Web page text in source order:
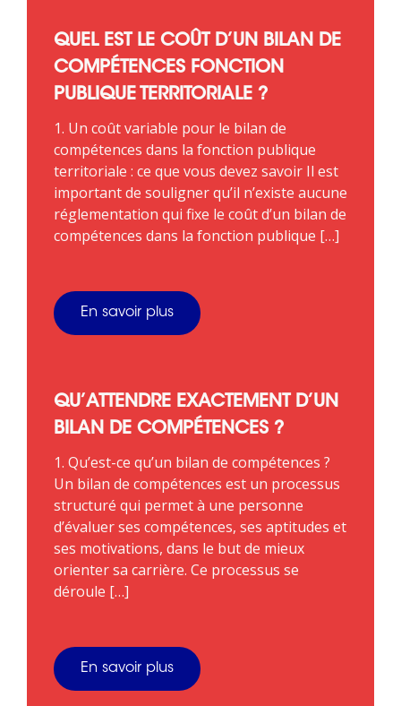
QUEL EST LE COÛT D’UN BILAN DE
COMPÉTENCES FONCTION
PUBLIQUE TERRITORIALE ?
1. Un coût variable pour le bilan de
compétences dans la fonction publique
territoriale : ce que vous devez savoir Il est
important de souligner qu’il n’existe aucune
réglementation qui fixe le coût d’un bilan de
compétences dans la fonction publique […]
En savoir plus
QU’ATTENDRE EXACTEMENT D’UN
BILAN DE COMPÉTENCES ?
1. Qu’est-ce qu’un bilan de compétences ?
Un bilan de compétences est un processus
structuré qui permet à une personne
d’évaluer ses compétences, ses aptitudes et
ses motivations, dans le but de mieux
orienter sa carrière. Ce processus se
déroule […]
En savoir plus